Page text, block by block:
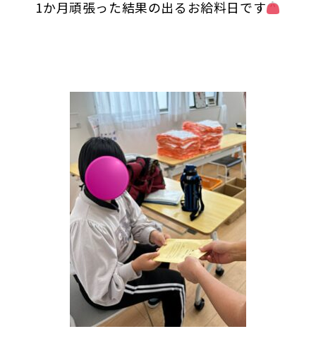
1か月頑張った結果の出るお給料日です